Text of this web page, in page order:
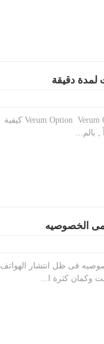
لمدة دقيقة
منصة للأرباح على الأنترنت لمدة دقيقة Verum Option Verum Option كيفية
, بالم...
الخصوصيه
فى ظل انتشار الهواتف
وكمان كثرة ا...